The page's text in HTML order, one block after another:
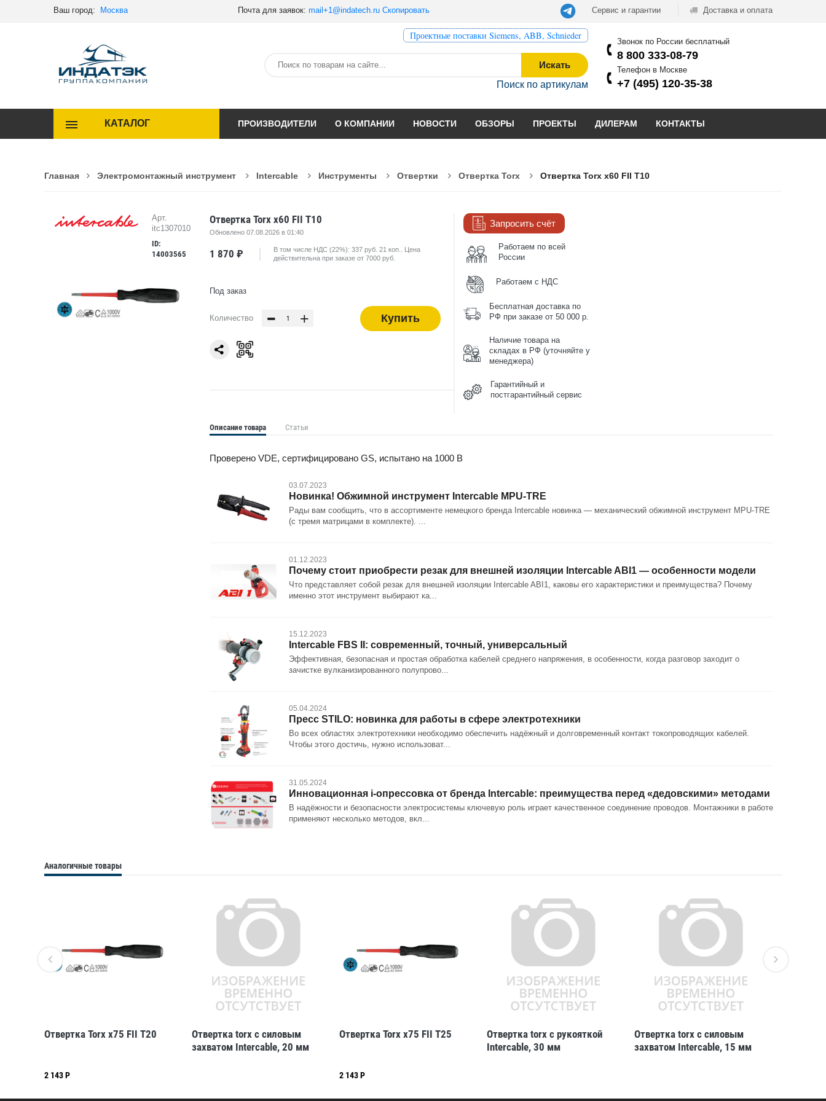
Ваш город: Москва Почта для заявок: mail+1@indatech.ru Скопировать Сервис и гарантии Доставка и оплата
Проектные поставки Siemens, ABB, Schnieder
Искать
Поиск по артикулам
Звонок по России бесплатный
8 800 333-08-79
Телефон в Москве
+7 (495) 120-35-38
КАТАЛОГ ПРОИЗВОДИТЕЛИ О КОМПАНИИ НОВОСТИ ОБЗОРЫ ПРОЕКТЫ ДИЛЕРАМ КОНТАКТЫ
Главная Электромонтажный инструмент Intercable Инструменты Отвертки Отвертка Torx Отвертка Torx x60 FII T10
Арт.
itc1307010
ID:
14003565
Отвертка Torx x60 FII T10
Обновлено 07.08.2026 в 01:40
1 870 ₽
В том числе НДС (22%): 337 руб. 21 коп.. Цена
действительна при заказе от 7000 руб.
Под заказ
Количество - + Купить
Запросить счёт
Работаем по всей
России
Работаем с НДС
Бесплатная доставка по
РФ при заказе от 50 000 р.
Наличие товара на
складах в РФ (уточняйте у
менеджера)
Гарантийный и
постгарантийный сервис
Описание товара Статьи
Проверено VDE, сертифицировано GS, испытано на 1000 В
03.07.2023
Новинка! Обжимной инструмент Intercable MPU-TRE
Рады вам сообщить, что в ассортименте немецкого бренда Intercable новинка — механический обжимной инструмент MPU-TRE
(с тремя матрицами в комплекте). ...
01.12.2023
Почему стоит приобрести резак для внешней изоляции Intercable ABI1 — особенности модели
Что представляет собой резак для внешней изоляции Intercable ABI1, каковы его характеристики и преимущества? Почему
именно этот инструмент выбирают ка...
15.12.2023
Intercable FBS II: современный, точный, универсальный
Эффективная, безопасная и простая обработка кабелей среднего напряжения, в особенности, когда разговор заходит о
зачистке вулканизированного полупрово...
05.04.2024
Пресс STILO: новинка для работы в сфере электротехники
Во всех областях электротехники необходимо обеспечить надёжный и долговременный контакт токопроводящих кабелей.
Чтобы этого достичь, нужно использоват...
31.05.2024
Инновационная i-опрессовка от бренда Intercable: преимущества перед «дедовскими» методами
В надёжности и безопасности электросистемы ключевую роль играет качественное соединение проводов. Монтажники в работе
применяют несколько методов, вкл...
Аналогичные товары
Отвертка Torx x75 FII T20
2 143 Р
Отвертка torx с силовым
захватом Intercable, 20 мм
Отвертка Torx x75 FII T25
2 143 Р
Отвертка torx с рукояткой
Intercable, 30 мм
Отвертка torx с силовым
захватом Intercable, 15 мм